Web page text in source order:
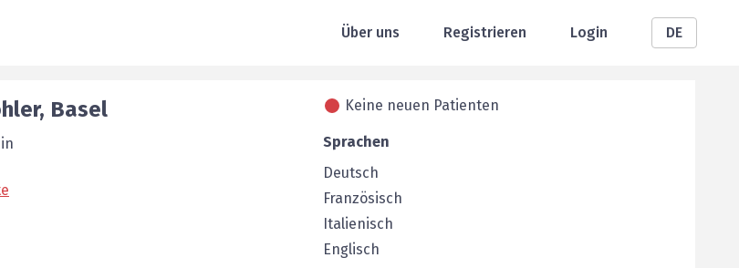
Über uns Registrieren Login DE
, Basel Keine neuen Patienten
Sprachen
Deutsch
Französisch
Italienisch
Englisch